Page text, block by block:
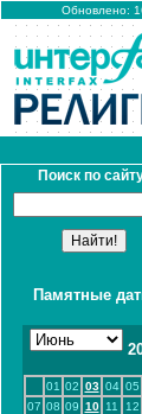
Обновлено:
Поиск по
Памятные
01 02 03 04 05
07 08 09 10 11 12